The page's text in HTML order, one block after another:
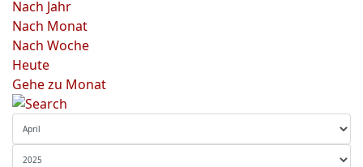
Nach Jahr
Nach Monat
Nach Woche
Heute
Gehe zu Monat